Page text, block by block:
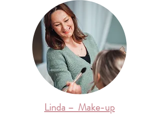
Linda – Make-up